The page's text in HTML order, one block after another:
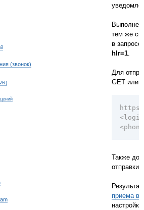
(звонок)
тем же
в
hlr=1
Для
GET или
Также
отправки
приема